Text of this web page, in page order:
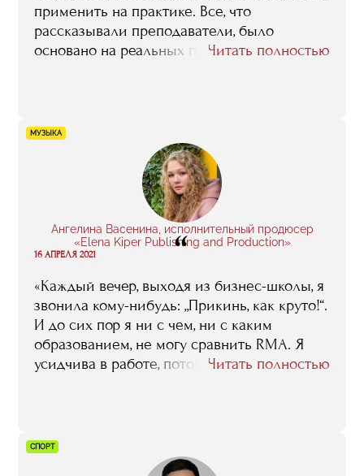
применить на практике. Все, что
рассказывали преподаватели, было
основано на реальных примерах, реальных
использовать полученные знания в работе
с проектами, которые я вела в агентстве
„Аппетитный маркетинг“»
Читать полностью
МУЗЫКА
Ангелина Васенина, исполнительный продюсер
«Elena Kiper Publishing and Production»
“
16 АПРЕЛЯ 2021
«Каждый вечер, выходя из бизнес-школы, я
звонила кому-нибудь: „Прикинь, как круто!“.
И до сих пор я ни с чем, ни с каким
образованием, не могу сравнить RMA. Я
усидчива в работе, потому что я ее люблю,
меня это волшебное, особенное, место!»
Читать полностью
СПОРТ